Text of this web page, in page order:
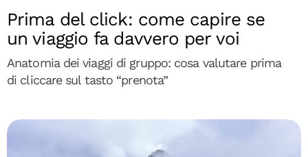
Prima del click: come capire se
un viaggio fa davvero per voi
Anatomia dei viaggi di gruppo: cosa valutare prima
di cliccare sul tasto “prenota”